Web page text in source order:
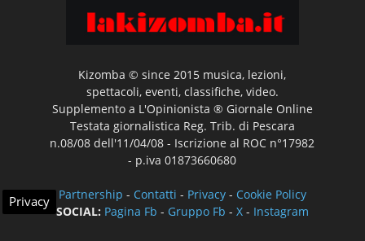
Kizomba © since 2015 musica, lezioni,
spettacoli, eventi, classifiche, video.
Supplemento a L'Opinionista ® Giornale Online
Testata giornalistica Reg. Trib. di Pescara
n.08/08 dell'11/04/08 - Iscrizione al ROC n°17982
- p.iva 01873660680
Partnership - Contatti - Privacy- Cookie Policy
SOCIAL: Pagina Fb - Gruppo Fb - X- Instagram
Privacy